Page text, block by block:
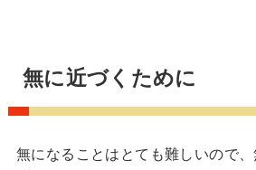
無に近づくために
無になることはとても難しいので